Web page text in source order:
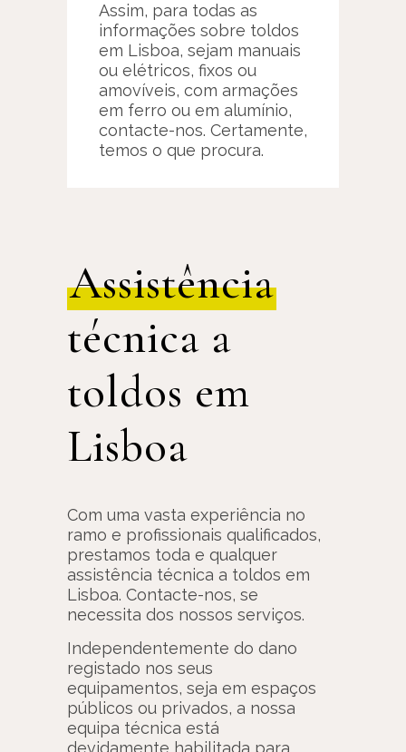
Assim, para todas as
informações sobre toldos
em Lisboa, sejam manuais
ou elétricos, fixos ou
amovíveis, com armações
em ferro ou em alumínio,
contacte-nos. Certamente,
temos o que procura.
Assistência
técnica a
toldos em
Lisboa
Com uma vasta experiência no
ramo e profissionais qualificados,
prestamos toda e qualquer
assistência técnica a toldos em
Lisboa. Contacte-nos, se
necessita dos nossos serviços.
Independentemente do dano
registado nos seus
equipamentos, seja em espaços
públicos ou privados, a nossa
equipa técnica está
devidamente habilitada para